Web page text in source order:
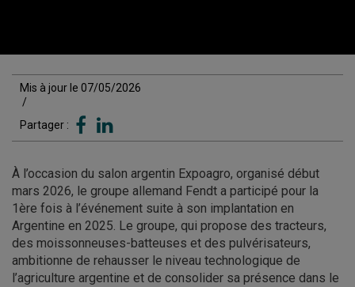
Mis à jour le 07/05/2026
/
Partager :
À l’occasion du salon argentin Expoagro, organisé début
mars 2026, le groupe allemand Fendt a participé pour la
1ère fois à l’événement suite à son implantation en
Argentine en 2025. Le groupe, qui propose des tracteurs,
des moissonneuses-batteuses et des pulvérisateurs,
ambitionne de rehausser le niveau technologique de
l’agriculture argentine et de consolider sa présence dans le